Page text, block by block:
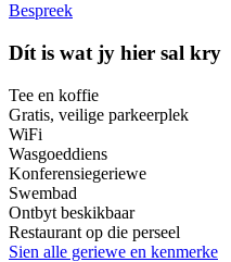
Bespreek
Dít is wat jy hier sal kry
Tee en koffie
Gratis, veilige parkeerplek
WiFi
Wasgoeddiens
Konferensiegeriewe
Swembad
Ontbyt beskikbaar
Restaurant op die perseel
Sien alle geriewe en kenmerke